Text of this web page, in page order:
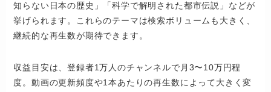
知らない日本の歴史」「科学で解明された都市伝説」などが
挙げられます。これらのテーマは検索ボリュームも大きく、
継続的な再生数が期待できます。
収益目安は、登録者1万人のチャンネルで月3〜10万円程
度。動画の更新頻度や1本あたりの再生数によって大きく変